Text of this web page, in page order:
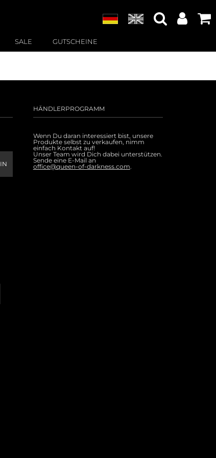
SALE GUTSCHEINE
HÄNDLERPROGRAMM
Wenn Du daran interessiert bist, unsere
Produkte selbst zu verkaufen, nimm
einfach Kontakt auf!
Unser Team wird Dich dabei unterstützen.
Sende eine E-Mail an
office@queen-of-darkness.com.